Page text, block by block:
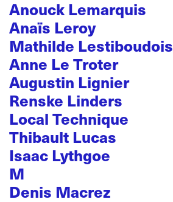
Anouck Lemarquis
Anaïs Leroy
Mathilde Lestiboudois
Anne Le Troter
Augustin Lignier
Renske Linders
Local Technique
Thibault Lucas
Isaac Lythgoe
M
Denis Macrez